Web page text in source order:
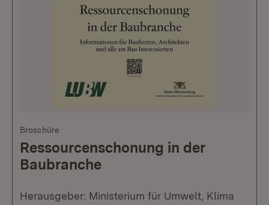
Broschüre
Ressourcenschonung in der
Baubranche
Herausgeber: Ministerium für Umwelt, Klima